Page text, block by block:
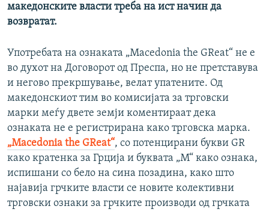
македонските власти треба на ист начин да
возвратат.
Употребата на ознаката „Macedonia the GReat“ не е
во духот на Договорот од Преспа, но не претставува
и негово прекршување, велат упатените. Од
македонскиот тим во комисијата за трговски
марки меѓу двете земји коментираат дека
ознаката не е регистрирана како трговска марка.
„Macedonia the GReat“, со потенцирани букви GR
како кратенка за Грција и буквата „М“ како ознака,
испишани со бело на сина позадина, како што
најавија грчките власти се новите колективни
трговски ознаки за грчките производи од грчката